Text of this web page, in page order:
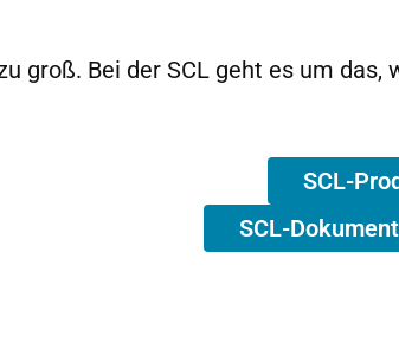
groß. Bei der SCL geht es um
SCL-
SCL-